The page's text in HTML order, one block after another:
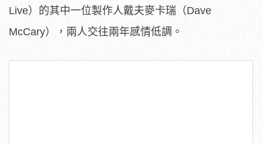
Live）的其中一位製作人戴夫麥卡瑞（Dave
McCary），兩人交往兩年感情低調。